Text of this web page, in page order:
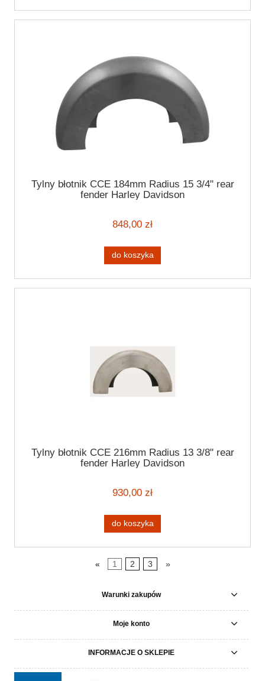
Tylny błotnik CCE 184mm Radius 15 3/4" rear
fender Harley Davidson
848,00 zł
do koszyka
Tylny błotnik CCE 216mm Radius 13 3/8" rear
fender Harley Davidson
930,00 zł
do koszyka
« 1 2 3 »
Warunki zakupów
Moje konto
INFORMACJE O SKLEPIE